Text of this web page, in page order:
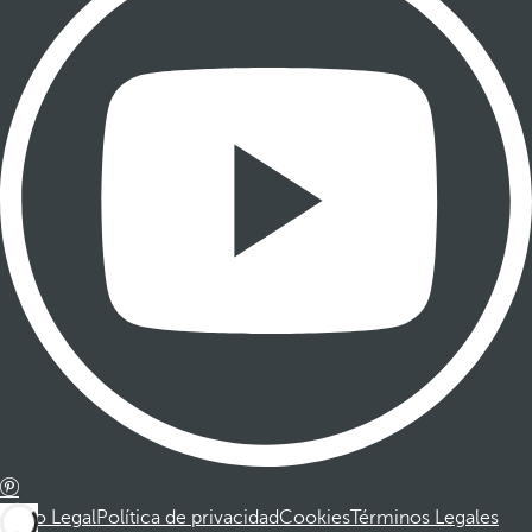
Aviso LegalPolítica de privacidadCookiesTérminos Legales